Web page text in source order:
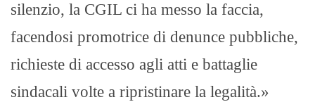
silenzio, la CGIL ci ha messo la faccia,
facendosi promotrice di denunce pubbliche,
richieste di accesso agli atti e battaglie
sindacali volte a ripristinare la legalità.»